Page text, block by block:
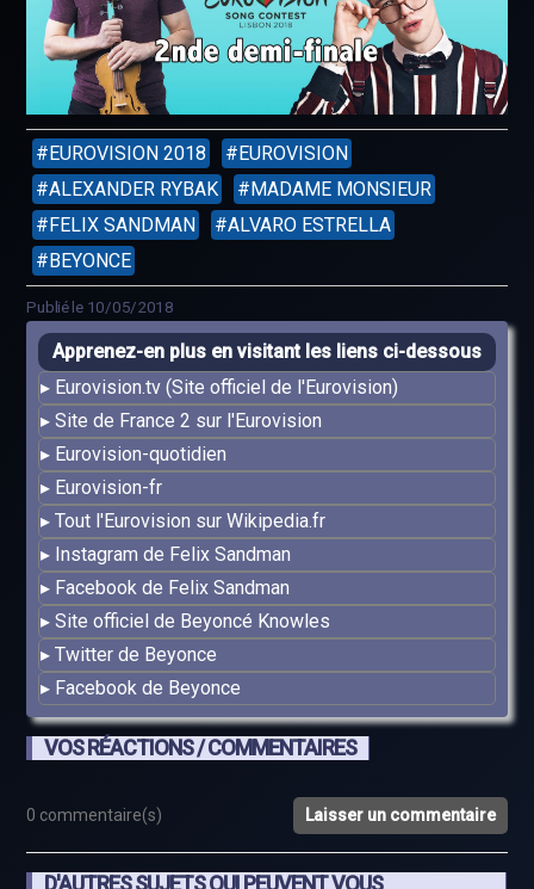
EUROVISION 2018
EUROVISION
ALEXANDER RYBAK
MADAME MONSIEUR
FELIX SANDMAN
ALVARO ESTRELLA
BEYONCE
Publié le 10/05/2018
Apprenez-en plus en visitant les liens ci-dessous
Eurovision.tv (Site officiel de l'Eurovision)
Site de France 2 sur l'Eurovision
Eurovision-quotidien
Eurovision-fr
Tout l'Eurovision sur Wikipedia.fr
Instagram de Felix Sandman
Facebook de Felix Sandman
Site officiel de Beyoncé Knowles
Twitter de Beyonce
Facebook de Beyonce
VOS RÉACTIONS / COMMENTAIRES
0 commentaire(s) Laisser un commentaire
D'AUTRES SUJETS QUI PEUVENT VOUS